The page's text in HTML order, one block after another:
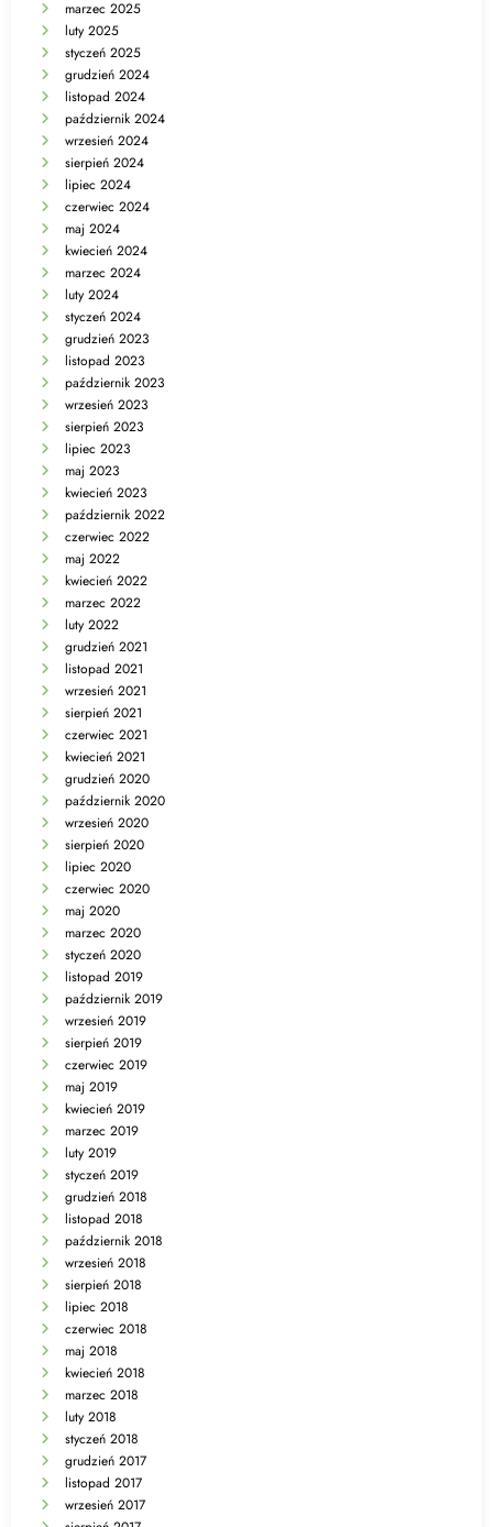
marzec 2025
luty 2025
styczeń 2025
grudzień 2024
listopad 2024
październik 2024
wrzesień 2024
sierpień 2024
lipiec 2024
czerwiec 2024
maj 2024
kwiecień 2024
marzec 2024
luty 2024
styczeń 2024
grudzień 2023
listopad 2023
październik 2023
wrzesień 2023
sierpień 2023
lipiec 2023
maj 2023
kwiecień 2023
październik 2022
czerwiec 2022
maj 2022
kwiecień 2022
marzec 2022
luty 2022
grudzień 2021
listopad 2021
wrzesień 2021
sierpień 2021
czerwiec 2021
kwiecień 2021
grudzień 2020
październik 2020
wrzesień 2020
sierpień 2020
lipiec 2020
czerwiec 2020
maj 2020
marzec 2020
styczeń 2020
listopad 2019
październik 2019
wrzesień 2019
sierpień 2019
czerwiec 2019
maj 2019
kwiecień 2019
marzec 2019
luty 2019
styczeń 2019
grudzień 2018
listopad 2018
październik 2018
wrzesień 2018
sierpień 2018
lipiec 2018
czerwiec 2018
maj 2018
kwiecień 2018
marzec 2018
luty 2018
styczeń 2018
grudzień 2017
listopad 2017
wrzesień 2017